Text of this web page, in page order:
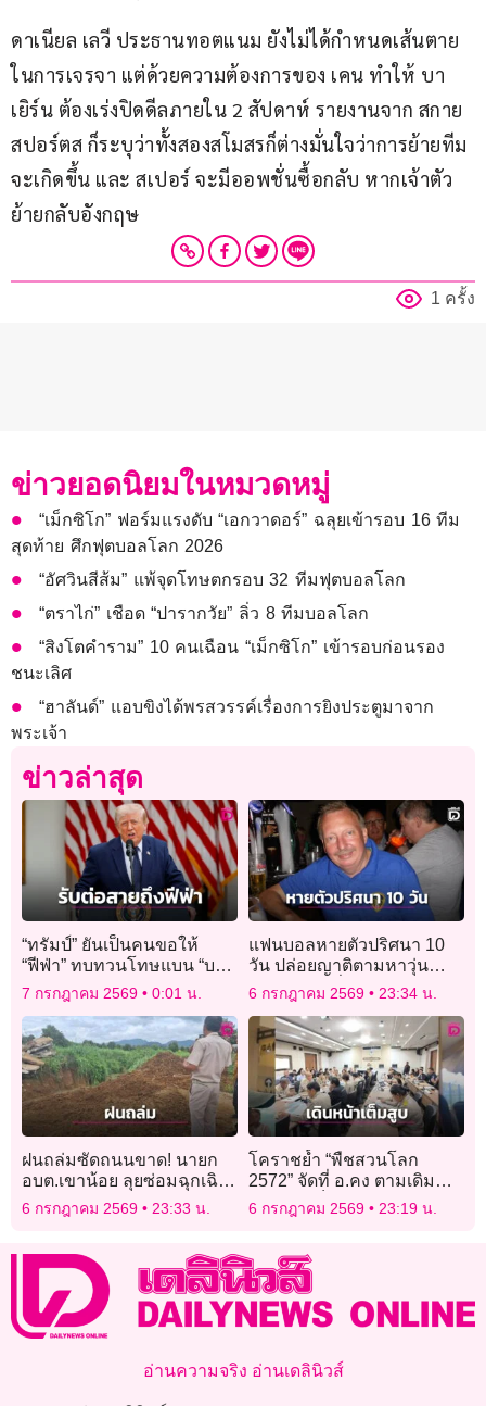
ดาเนียล เลวี ประธานทอตแนม ยังไม่ได้กำหนดเส้นตาย
ในการเจรจา แต่ด้วยความต้องการของ เคน ทำให้ บา
เยิร์น ต้องเร่งปิดดีลภายใน 2 สัปดาห์ รายงานจาก สกาย
สปอร์ตส ก็ระบุว่าทั้งสองสโมสรก็ต่างมั่นใจว่าการย้ายทีม
จะเกิดขึ้น และ สเปอร์ จะมีออพชั่นซื้อกลับ หากเจ้าตัว
ย้ายกลับอังกฤษ
1 ครั้ง
ข่าวยอดนิยมในหมวดหมู่
“เม็กซิโก” ฟอร์มแรงดับ “เอกวาดอร์” ฉลุยเข้ารอบ 16 ทีม
สุดท้าย ศึกฟุตบอลโลก 2026
“อัศวินสีส้ม” แพ้จุดโทษตกรอบ 32 ทีมฟุตบอลโลก
“ตราไก่” เชือด “ปารากวัย” ลิ่ว 8 ทีมบอลโลก
“สิงโตคำราม” 10 คนเฉือน “เม็กซิโก” เข้ารอบก่อนรอง
ชนะเลิศ
“ฮาลันด์” แอบขิงได้พรสวรรค์เรื่องการยิงประตูมาจาก
พระเจ้า
ข่าวล่าสุด
“ทรัมป์” ยันเป็นคนขอให้
“ฟีฟ่า” ทบทวนโทษแบน “บา
โลกุน”
7 กรกฎาคม 2569 0:01 น.
แฟนบอลหายตัวปริศนา 10
วัน ปล่อยญาติตามหาวุ่น
ขณะเจ้าตัวนั่งเชียร์บอลโลก
สบายใจเฉิบ
6 กรกฎาคม 2569 23:34 น.
ฝนถล่มซัดถนนขาด! นายก
อบต.เขาน้อย ลุยซ่อมฉุกเฉิน
ชาวบ้านคาใจถนนส่อไม่ได้
มาตรฐาน
6 กรกฎาคม 2569 23:33 น.
โคราชย้ำ “พืชสวนโลก
2572” จัดที่ อ.คง ตามเดิม
เดินหน้าเต็มสูบ รออนุมัติงบ
83 ล้านทำ Master Plan
6 กรกฎาคม 2569 23:19 น.
อ่านความจริง อ่านเดลินิวส์